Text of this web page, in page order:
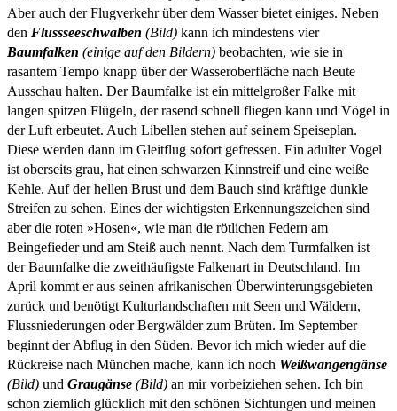
Aber auch der Flugverkehr über dem Wasser bietet einiges. Neben
den Flussseeschwalben (Bild) kann ich mindestens vier
Baumfalken (einige auf den Bildern) beobachten, wie sie in
rasantem Tempo knapp über der Wasseroberfläche nach Beute
Ausschau halten. Der Baumfalke ist ein mittelgroßer Falke mit
langen spitzen Flügeln, der rasend schnell fliegen kann und Vögel in
der Luft erbeutet. Auch Libellen stehen auf seinem Speiseplan.
Diese werden dann im Gleitflug sofort gefressen. Ein adulter Vogel
ist oberseits grau, hat einen schwarzen Kinnstreif und eine weiße
Kehle. Auf der hellen Brust und dem Bauch sind kräftige dunkle
Streifen zu sehen. Eines der wichtigsten Erkennungszeichen sind
aber die roten »Hosen«, wie man die rötlichen Federn am
Beingefieder und am Steiß auch nennt. Nach dem Turmfalken ist
der Baumfalke die zweithäufigste Falkenart in Deutschland. Im
April kommt er aus seinen afrikanischen Überwinterungsgebieten
zurück und benötigt Kulturlandschaften mit Seen und Wäldern,
Flussniederungen oder Bergwälder zum Brüten. Im September
beginnt der Abflug in den Süden. Bevor ich mich wieder auf die
Rückreise nach München mache, kann ich noch Weißwangengänse
(Bild) und Graugänse (Bild) an mir vorbeiziehen sehen. Ich bin
schon ziemlich glücklich mit den schönen Sichtungen und meinen